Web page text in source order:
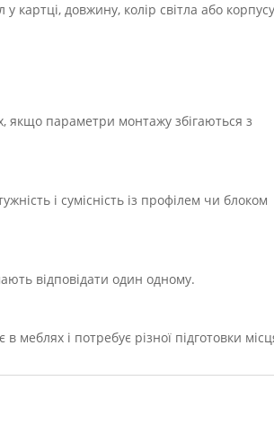
картці, довжину, колір світла або
якщо параметри монтажу збігаються з
і сумісність із профілем чи блоком
відповідати один одному.
і потребує різної підготовки